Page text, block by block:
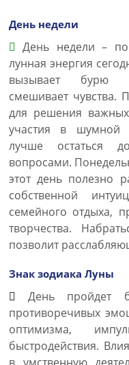
День недели
День недели –
лунная энергия
вызывает бурю
смешивает чувства.
для решения
участия в шумной
лучше остаться
вопросами.
этот день полезно
собственной
семейного отдыха,
творчества.
позволит
Знак зодиака Луны
День пройдет
противоречивых
оптимизма,
быстродействия.